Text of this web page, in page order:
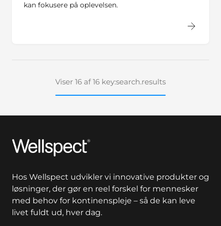
kan fokusere på oplevelsen.
Viser 16 af 16 key:search.results
Wellspect
Hos Wellspect udvikler vi innovative produkter og
løsninger, der gør en reel forskel for mennesker
med behov for kontinenspleje – så de kan leve
livet fuldt ud, hver dag.